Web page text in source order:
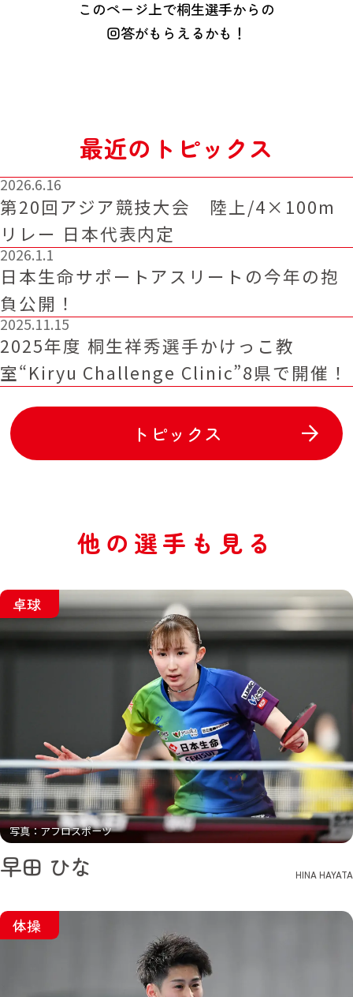
このページ上で桐生選手からの
回答がもらえるかも！
最近のトピックス
2026.6.16
第20回アジア競技大会 陸上/4×100m
リレー 日本代表内定
2026.1.1
日本生命サポートアスリートの今年の抱
負公開！
2025.11.15
2025年度 桐生祥秀選手かけっこ教
室“Kiryu Challenge Clinic”8県で開催！
トピックス
他の選手も見る
卓球
写真：アフロスポーツ
早田 ひな HINA HAYATA
体操